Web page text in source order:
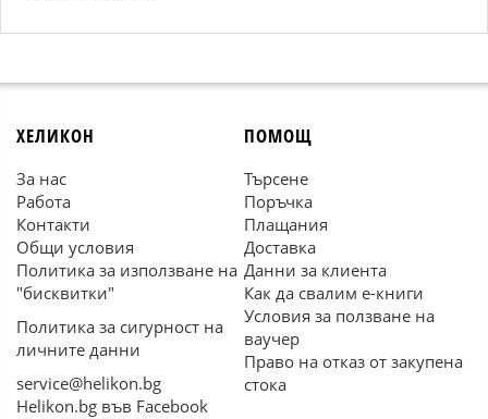
ХЕЛИКОН
За нас
Работа
Контакти
Общи условия
Политика за използване на
"бисквитки"
Политика за сигурност на
личните данни
service@helikon.bg
Helikon.bg във Facebook
ПОМОЩ
Търсене
Поръчка
Плащания
Доставка
Данни за клиента
Как да свалим е-книги
Условия за ползване на
ваучер
Право на отказ от закупена
стока